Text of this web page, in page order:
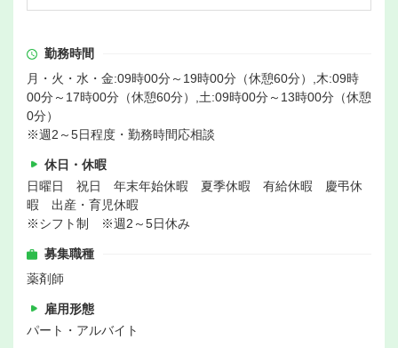
勤務時間
月・火・水・金:09時00分～19時00分（休憩60分）,木:09時
00分～17時00分（休憩60分）,土:09時00分～13時00分（休憩
0分）
※週2～5日程度・勤務時間応相談
休日・休暇
日曜日 祝日 年末年始休暇 夏季休暇 有給休暇 慶弔休
暇 出産・育児休暇
※シフト制 ※週2～5日休み
募集職種
薬剤師
雇用形態
パート・アルバイト